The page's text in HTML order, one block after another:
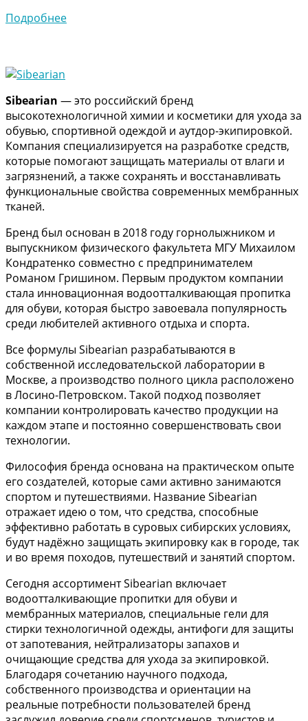
Подробнее
Sibearian — это российский бренд
высокотехнологичной химии и косметики для ухода за
обувью, спортивной одеждой и аутдор-экипировкой.
Компания специализируется на разработке средств,
которые помогают защищать материалы от влаги и
загрязнений, а также сохранять и восстанавливать
функциональные свойства современных мембранных
тканей.
Бренд был основан в 2018 году горнолыжником и
выпускником физического факультета МГУ Михаилом
Кондратенко совместно с предпринимателем
Романом Гришином. Первым продуктом компании
стала инновационная водоотталкивающая пропитка
для обуви, которая быстро завоевала популярность
среди любителей активного отдыха и спорта.
Все формулы Sibearian разрабатываются в
собственной исследовательской лаборатории в
Москве, а производство полного цикла расположено
в Лосино-Петровском. Такой подход позволяет
компании контролировать качество продукции на
каждом этапе и постоянно совершенствовать свои
технологии.
Философия бренда основана на практическом опыте
его создателей, которые сами активно занимаются
спортом и путешествиями. Название Sibearian
отражает идею о том, что средства, способные
эффективно работать в суровых сибирских условиях,
будут надёжно защищать экипировку как в городе, так
и во время походов, путешествий и занятий спортом.
Сегодня ассортимент Sibearian включает
водоотталкивающие пропитки для обуви и
мембранных материалов, специальные гели для
стирки технологичной одежды, антифоги для защиты
от запотевания, нейтрализаторы запахов и
очищающие средства для ухода за экипировкой.
Благодаря сочетанию научного подхода,
собственного производства и ориентации на
реальные потребности пользователей бренд